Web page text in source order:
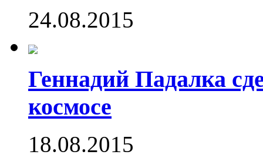
24.08.2015
Геннадий Падалка
космосе
18.08.2015